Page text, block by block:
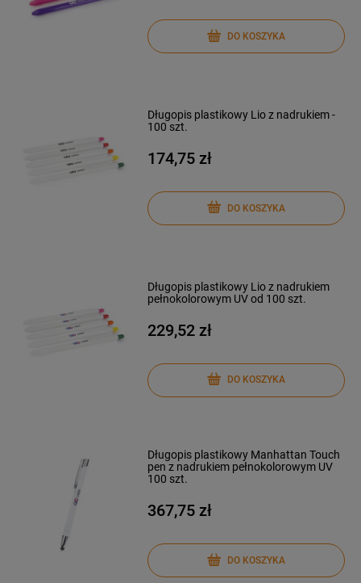
DO KOSZYKA
Długopis plastikowy Lio z nadrukiem -
100 szt.
174,75 zł
DO KOSZYKA
Długopis plastikowy Lio z nadrukiem
pełnokolorowym UV od 100 szt.
229,52 zł
DO KOSZYKA
Długopis plastikowy Manhattan Touch
pen z nadrukiem pełnokolorowym UV
100 szt.
367,75 zł
DO KOSZYKA